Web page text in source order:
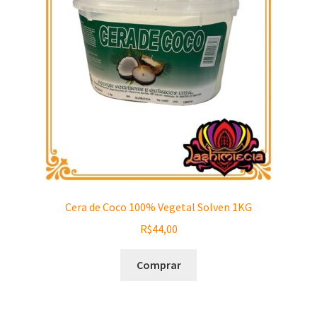
Cera de Coco 100% Vegetal Solven 1KG
R$44,00
Comprar